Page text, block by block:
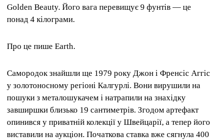
Golden Beauty. Його вага перевищує 9 фунтів — це
понад 4 кілограми.
Про це пише Earth.
Самородок знайшли ще 1979 року Джон і Френсіс Аггіс
у золотоносному регіоні Калгурлі. Вони вирушили на
пошуки з металошукачем і натрапили на знахідку
завширшки близько 19 сантиметрів. Згодом артефакт
опинився у приватній колекції у Швейцарії, а тепер його
виставили на аукціон. Початкова ставка вже сягнула 400